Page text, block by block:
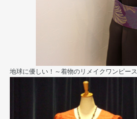
地球に優しい！～着物のリメイクワンピース